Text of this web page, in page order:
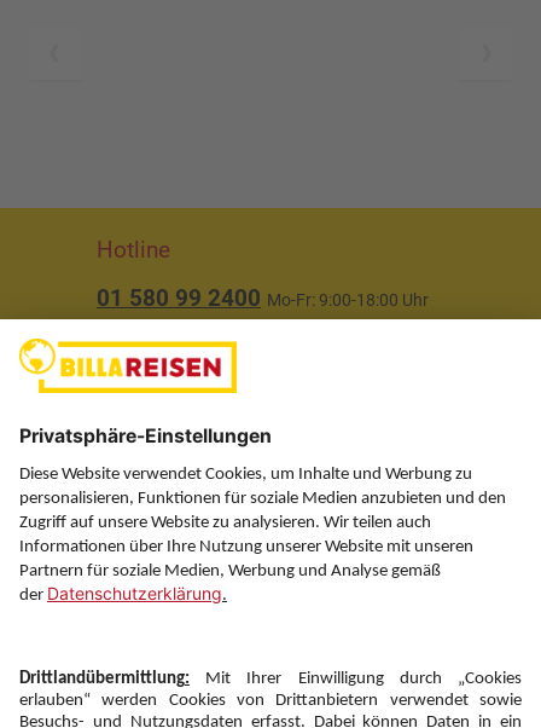
Hotline
01 580 99 2400 Mo-Fr: 9:00-18:00 Uhr
Über uns
Service
Information
Folgen Sie uns auf
Newsletter: